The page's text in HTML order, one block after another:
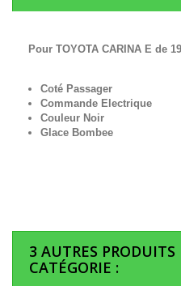
Pour TOYOTA CARINA E de
Coté Passager
Commande Electrique
Couleur Noir
Glace Bombee
3 AUTRES
CATÉGORIE :